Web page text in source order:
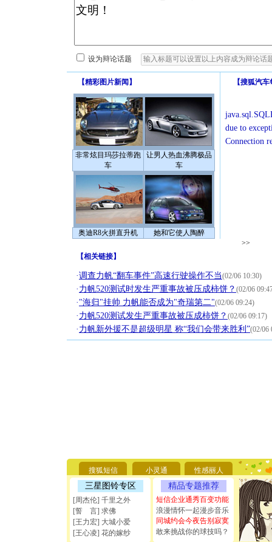
设为辩论话题
【精彩图片新闻 】
非常炫目玛莎拉蒂跑
车
让男人热血沸腾极品
车
奥迪R8火拼直升机 她和它使人陶醉
【搜狐汽车
due to
Connection
>>
【相关链接】
·调查力帆“翻车事件”高速行驶操作不当(02/06 10:30)
· 力帆520测试时发生严重事故被压成柿饼？ (02/06
· "海归"挂帅 力帆能否成为"奇瑞第二"(02/06 09:24)
· 力帆520测试发生严重事故被压成柿饼？ (02/06 09:17)
· 力帆新外援不是超级明星 称“我们会带来胜利”(02/06
搜狐短信 小灵通 性感丽人
三星图铃专区
[周杰伦] 千里之外
[誓 言] 求佛
[王力宏] 大城小爱
[王心凌] 花的嫁纱
精品专题推荐
短信企业通秀百变功能
浪漫情怀一起漫步音乐
同城约会今夜告别寂寞
敢来挑战你的球技吗？
要平安！
[圣诞节]
能正大光
天都要快
[圣诞节]
如意,快
[元旦]看
断电。爱